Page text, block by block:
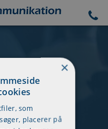
3 dages
×
som
placerer på